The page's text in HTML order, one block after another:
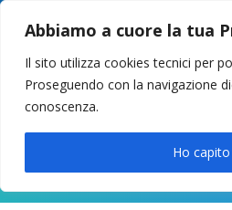
Abbiamo a cuore la tua
Il sito utilizza cookies tecnici per
Proseguendo con la navigazione
conoscenza.
Ho capito
049 8627946 –
LUN-VEN 9-12 /